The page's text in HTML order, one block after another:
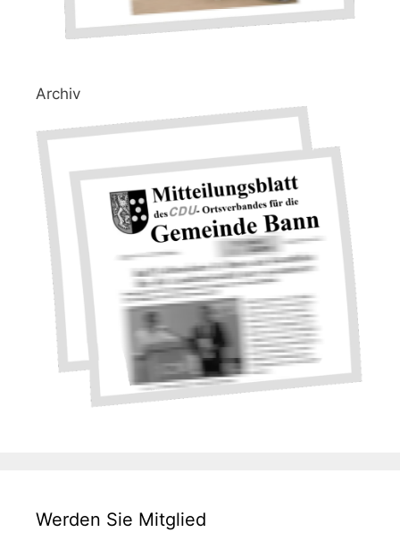
Archiv
Werden Sie Mitglied